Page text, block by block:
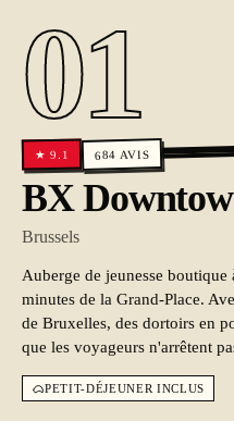
01
★9.1 684 AVIS
BX
Brussels
Auberge de jeunesse
minutes de la Grand-Place.
de Bruxelles, des dortoirs en
que les voyageurs n'arrêtent
PETIT-DÉJEUNER INCLUS